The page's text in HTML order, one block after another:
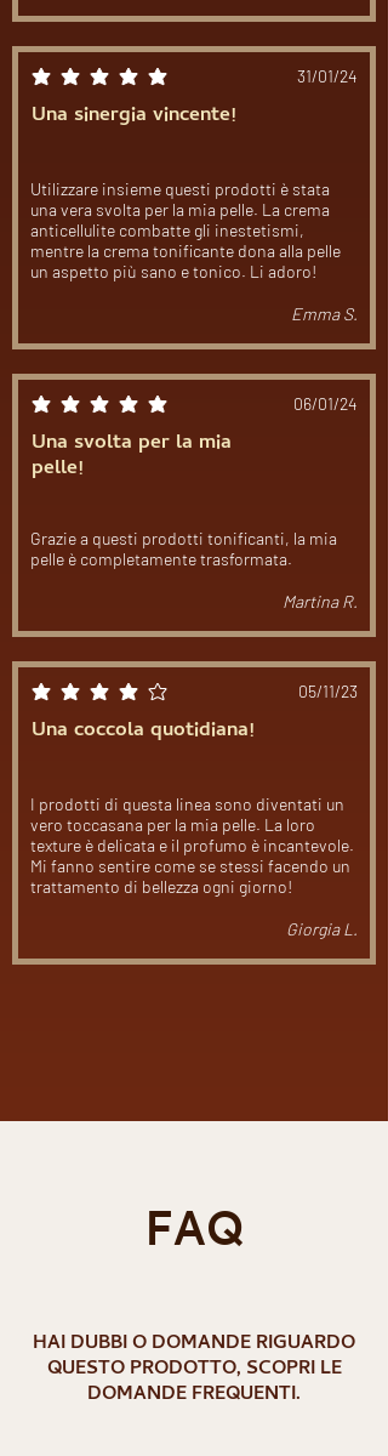
la valutazione media è 5 su 5 31/01/24
Una sinergia vincente!
Utilizzare insieme questi prodotti è stata
una vera svolta per la mia pelle. La crema
anticellulite combatte gli inestetismi,
mentre la crema tonificante dona alla pelle
un aspetto più sano e tonico. Li adoro!
Emma S.
la valutazione media è 5 su 5 06/01/24
Una svolta per la mia
pelle!
Grazie a questi prodotti tonificanti, la mia
pelle è completamente trasformata.
Martina R.
la valutazione media è 4 su 5 05/11/23
Una coccola quotidiana!
I prodotti di questa linea sono diventati un
vero toccasana per la mia pelle. La loro
texture è delicata e il profumo è incantevole.
Mi fanno sentire come se stessi facendo un
trattamento di bellezza ogni giorno!
Giorgia L.
FAQ
HAI DUBBI O DOMANDE RIGUARDO
QUESTO PRODOTTO, SCOPRI LE
DOMANDE FREQUENTI.